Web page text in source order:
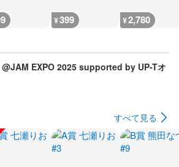
¥399 ¥2,780
EXPO 2025 supported by UP-Tオ
すべて見る